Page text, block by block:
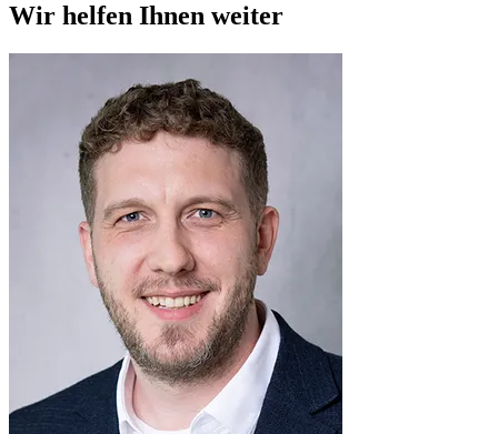
Wir helfen Ihnen weiter